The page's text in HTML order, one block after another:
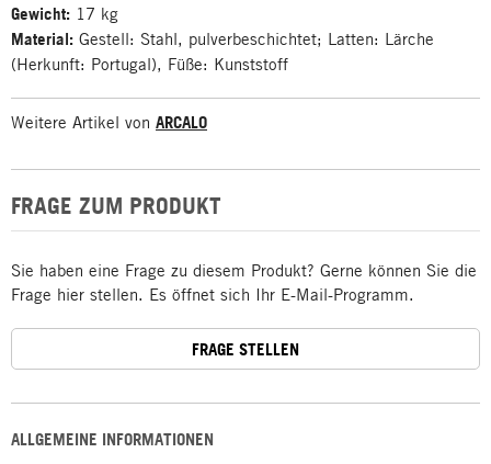
ALLGEMEINE INFORMATIONEN
Gewicht: 17 kg
Material: Gestell: Stahl, pulverbeschichtet; Latten: Lärche
(Herkunft: Portugal), Füße: Kunststoff
Weitere Artikel von ARCALO
FRAGE ZUM PRODUKT
Sie haben eine Frage zu diesem Produkt? Gerne können Sie die
Frage hier stellen. Es öffnet sich Ihr E-Mail-Programm.
FRAGE STELLEN